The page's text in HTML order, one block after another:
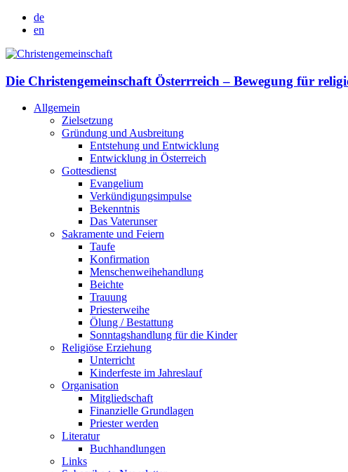
de
en
Die Christengemeinschaft Österrreich – Bewegung für
Allgemein
Zielsetzung
Gründung und Ausbreitung
Entstehung und Entwicklung
Entwicklung in Österreich
Gottesdienst
Evangelium
Verkündigungsimpulse
Bekenntnis
Das Vaterunser
Sakramente und Feiern
Taufe
Konfirmation
Menschenweihehandlung
Beichte
Trauung
Priesterweihe
Ölung / Bestattung
Sonntagshandlung für die Kinder
Religiöse Erziehung
Unterricht
Kinderfeste im Jahreslauf
Organisation
Mitgliedschaft
Finanzielle Grundlagen
Priester werden
Literatur
Buchhandlungen
Links